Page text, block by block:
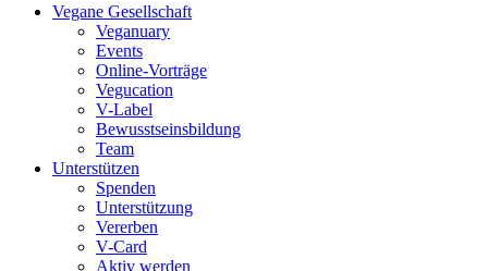
Vegane Gesellschaft
Veganuary
Events
Online-Vorträge
Vegucation
V-Label
Bewusstseinsbildung
Team
Unterstützen
Spenden
Unterstützung
Vererben
V-Card
Aktiv werden